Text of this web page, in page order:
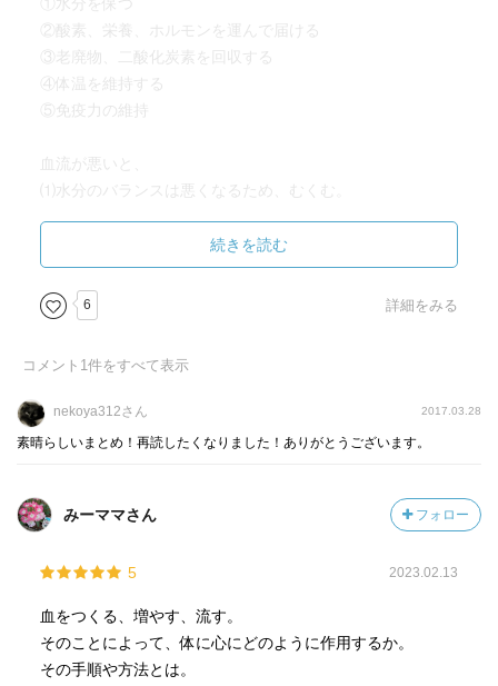
②酸素、栄養、ホルモンを運んで届ける
③老廃物、二酸化炭素を回収する
④体温を維持する
⑤免疫力の維持
血流が悪いと、
⑴水分のバランスは悪くなるため、むくむ。
⑶老廃物が回収されずたまるので、肩が凝り、だるい。
⑷熱が足りないために、冷える。
⑸免疫力が下がるので、病気がち。
❶血が作れない→『気虚体質』→血をつくる！
❷血が足りない→『血虚体質』→血を増やす！
❸血が流れない→『気滞 瘀血（おけつ）体質』→血を流
❶血を作る！
・空腹にして胃腸を休める。（夕食断食）
・鉄分と良質なタンパク質、バランスの良い食生活。
・内臓下垂解消30秒ドローイン（背筋を伸ばしてまっすぐ
立つ→腹式呼吸で息を吸う→おしりをキュッと締める→お
腹がぺしゃんこになるように吐き切る→お腹をへこませた
続きを読む
6 詳細をみる
コメント 1件をすべて表示
nekoya312さん 2017.03.28
素晴らしいまとめ！再読したくなりました！ありがとうございます。
みーママさん フォロー
5 2023.02.13
血をつくる、増やす、流す。
そのことによって、体に心にどのように作用するか。
その手順や方法とは。